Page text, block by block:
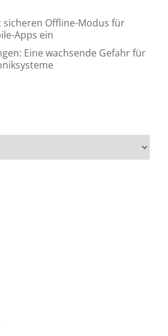
sicheren Offline-Modus für
Apps ein
Eine wachsende Gefahr für